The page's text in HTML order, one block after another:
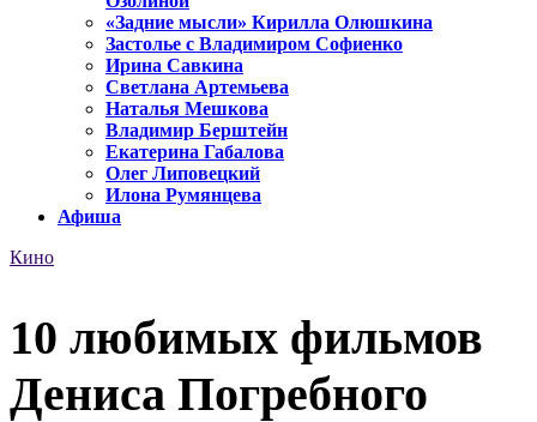
«Задние мысли» Кирилла Олюшкина
Застолье с Владимиром Софиенко
Ирина Савкина
Светлана Артемьева
Наталья Мешкова
Владимир Берштейн
Екатерина Габалова
Олег Липовецкий
Илона Румянцева
Афиша
Кино
10 любимых фильмов
Дениса Погребного